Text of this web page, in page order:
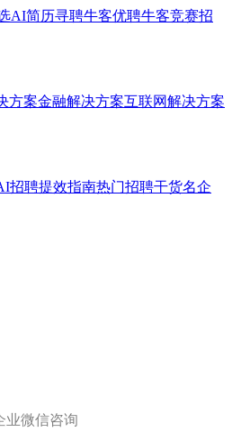
AI简历寻聘牛客优聘牛客竞赛招
方案金融解决方案互联网解决方案
招聘提效指南热门招聘干货名企
业微信咨询